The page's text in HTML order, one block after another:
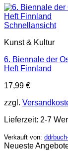
Schnellansicht
Kunst & Kultur
6. Biennale der
Heft Finnland
17,99 €
zzgl.
Lieferzeit: 2-7
Verkauft von:
Neueste